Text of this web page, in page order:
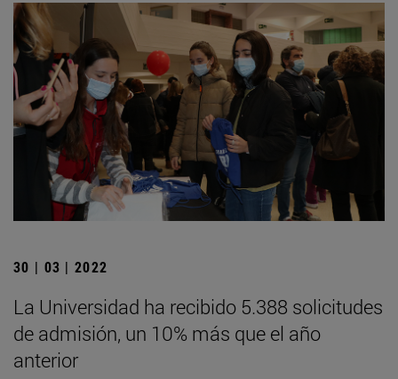
30 | 03 | 2022
La Universidad ha recibido 5.388 solicitudes
de admisión, un 10% más que el año
anterior